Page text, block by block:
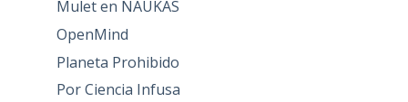
Mulet en NAUKAS
OpenMind
Planeta Prohibido
Por Ciencia Infusa